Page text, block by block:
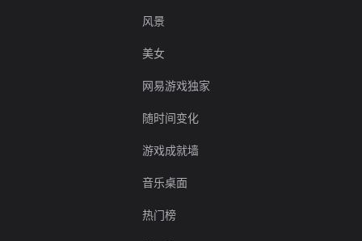
风景
美女
网易游戏独家
随时间变化
游戏成就墙
音乐桌面
热门榜